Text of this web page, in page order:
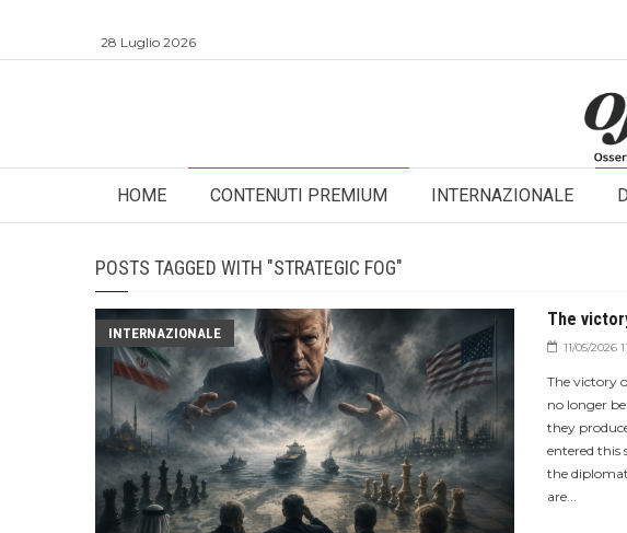
28 Luglio 2026
HOME CONTENUTI PREMIUM INTERNAZIONALE
POSTS TAGGED WITH "STRATEGIC FOG"
INTERNAZIONALE
The
11/05/2026
The victory
no longer
they
entered this
the
are...